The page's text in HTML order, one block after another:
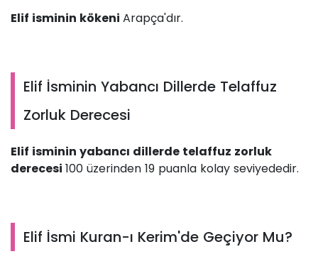
Elif isminin kökeni Arapça'dır.
Elif İsminin Yabancı Dillerde Telaffuz
Zorluk Derecesi
Elif isminin yabancı dillerde telaffuz zorluk
derecesi 100 üzerinden 19 puanla kolay seviyededir.
Elif İsmi Kuran-ı Kerim'de Geçiyor Mu?